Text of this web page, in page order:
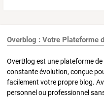
Overblog : Votre Plateforme
OverBlog est une plateforme
constante évolution, conçue
facilement votre propre blog.
personnel ou professionnel